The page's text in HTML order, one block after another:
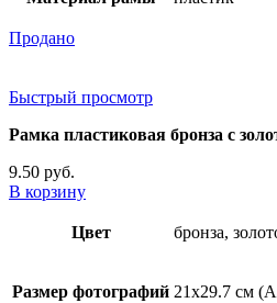
Продано
Быстрый просмотр
Рамка пластиковая бронза с
9.50 руб.
В корзину
Цвет бронза,
Размер фотографий 21х29.7 см